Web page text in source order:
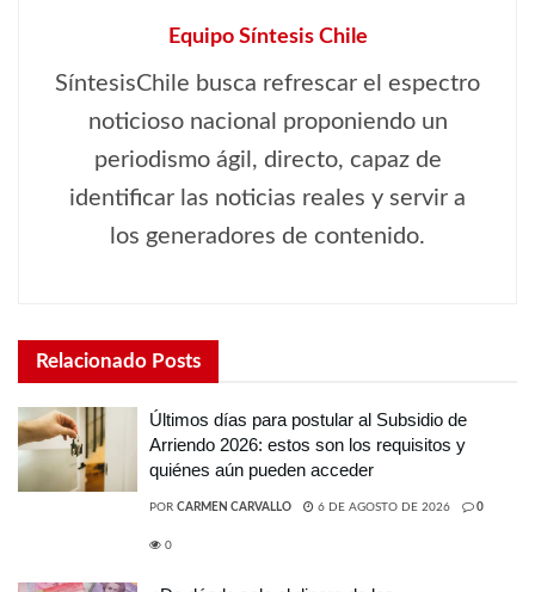
Equipo Síntesis Chile
SíntesisChile busca refrescar el espectro
noticioso nacional proponiendo un
periodismo ágil, directo, capaz de
identificar las noticias reales y servir a
los generadores de contenido.
Relacionado Posts
Últimos días para postular al Subsidio de
Arriendo 2026: estos son los requisitos y
quiénes aún pueden acceder
POR CARMEN CARVALLO 6 DE AGOSTO DE 2026 0
0